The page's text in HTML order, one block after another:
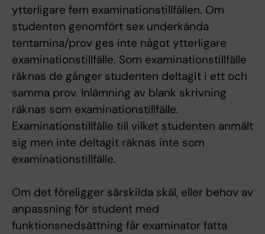
ytterligare fem examinationstillfällen. Om
studenten genomfört sex underkända
tentamina/prov ges inte något ytterligare
examinationstillfälle. Som examinationstillfälle
räknas de gånger studenten deltagit i ett och
samma prov. Inlämning av blank skrivning
räknas som examinationstillfälle.
Examinationstillfälle till vilket studenten anmält
sig men inte deltagit räknas inte som
examinationstillfälle.
Om det föreligger särskilda skäl, eller behov av
anpassning för student med
funktionsnedsättning får examinator fatta